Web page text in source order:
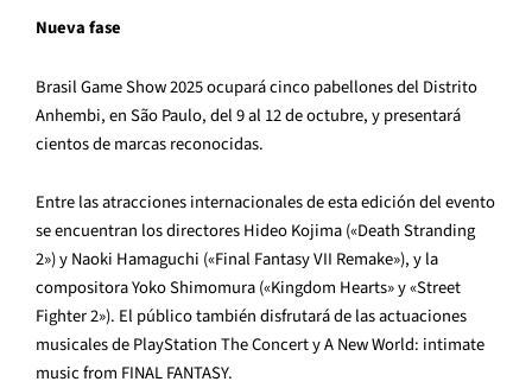
Nueva fase
Brasil Game Show 2025 ocupará cinco pabellones del Distrito
Anhembi, en São Paulo, del 9 al 12 de octubre, y presentará
cientos de marcas reconocidas.
Entre las atracciones internacionales de esta edición del evento
se encuentran los directores Hideo Kojima («Death Stranding
2») y Naoki Hamaguchi («Final Fantasy VII Remake»), y la
compositora Yoko Shimomura («Kingdom Hearts» y «Street
Fighter 2»). El público también disfrutará de las actuaciones
musicales de PlayStation The Concert y A New World: intimate
music from FINAL FANTASY.